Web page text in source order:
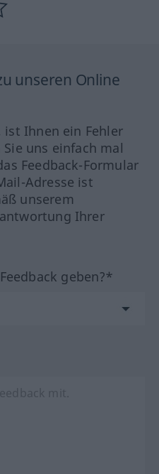
unseren Online
ist Ihnen ein Fehler
uns einfach mal
Feedback-Formular
Adresse ist
unserem
Ihrer
geben?*